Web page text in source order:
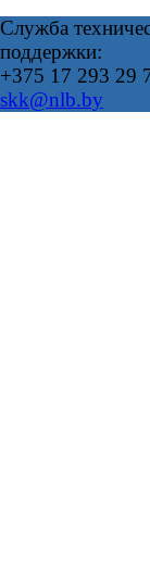
Служба
поддержки:
+375 17 293 29
skk@nlb.by